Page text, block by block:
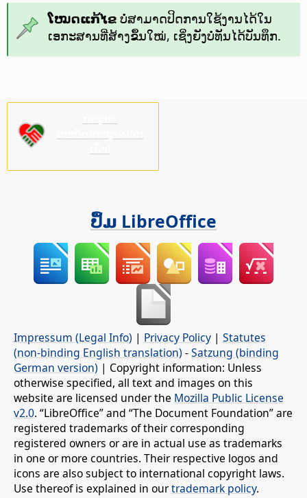
ໂໝດແກ້ໄຂບໍ່ສາມາດປິດການໃຊ້ງານໄດ້ໃນ
ເອກະສານທີ່ສ້າງຂຶ້ນໃໝ່, ເຊິ່ງຍັງບໍ່ທັນໄດ້ບັນທຶກ.
ປຶ້ມ LibreOffice
Impressum (Legal Info) | Privacy Policy | Statutes
(non-binding English translation) -Satzung (binding
German version) | Copyright information: Unless
otherwise specified, all text and images on this
website are licensed under the Mozilla Public License
v2.0. “LibreOffice” and “The Document Foundation” are
registered trademarks of their corresponding
registered owners or are in actual use as trademarks
in one or more countries. Their respective logos and
icons are also subject to international copyright laws.
Use thereof is explained in ourtrademark policy.